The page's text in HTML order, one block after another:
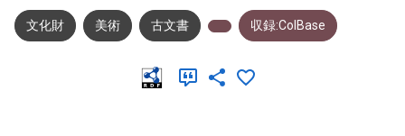
文化財 美術 古文書 収録:ColBase